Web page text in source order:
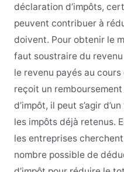
déclaration d’impôts,
peuvent contribuer à
doivent. Pour obtenir le
faut soustraire du
le revenu payés au cours
reçoit un
d’impôt, il peut s’agir
les impôts déjà retenus.
les entreprises
nombre possible de